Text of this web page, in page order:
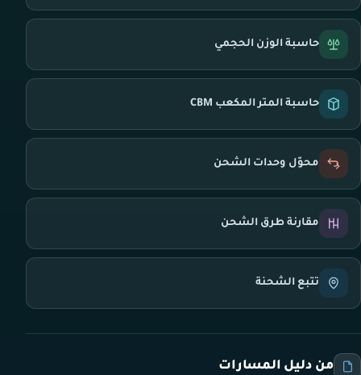
حاسبة الوزن الحجمي
حاسبة المتر المكعب CBM
محوّل وحدات الشحن
مقارنة طرق الشحن
تتبع الشحنة
من دليل المسارات